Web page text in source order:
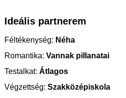
Ideális partnerem
Féltékenység: Néha
Romantika: Vannak pillanatai
Testalkat: Átlagos
Végzettség: Szakközépiskola